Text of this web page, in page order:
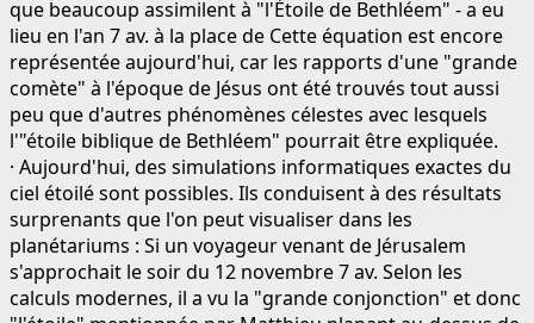
que beaucoup assimilent à "l'Étoile de Bethléem" - a eu
lieu en l'an 7 av. à la place de Cette équation est encore
représentée aujourd'hui, car les rapports d'une "grande
comète" à l'époque de Jésus ont été trouvés tout aussi
peu que d'autres phénomènes célestes avec lesquels
l'"étoile biblique de Bethléem" pourrait être expliquée.
· Aujourd'hui, des simulations informatiques exactes du
ciel étoilé sont possibles. Ils conduisent à des résultats
surprenants que l'on peut visualiser dans les
planétariums : Si un voyageur venant de Jérusalem
s'approchait le soir du 12 novembre 7 av. Selon les
calculs modernes, il a vu la "grande conjonction" et donc